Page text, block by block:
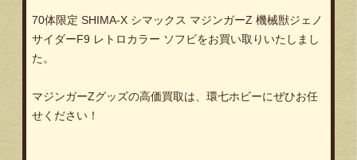
70体限定 SHIMA-X シマックス マジンガーZ 機械獣ジェノ
サイダーF9 レトロカラー ソフビをお買い取りいたしまし
た。
マジンガーZグッズの高価買取は、環七ホビーにぜひお任
せください！